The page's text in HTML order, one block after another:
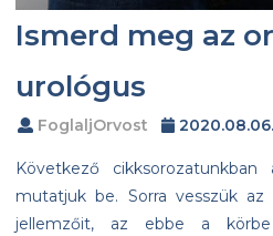
Ismerd meg az
urológus
FoglaljOrvost 2020.08.06.
Következő
mutatjuk be. Sorra vesszük
jellemzőit, az ebbe a körbe